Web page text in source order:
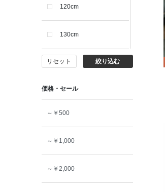
120cm
130cm
140cm
150cm
リセット 絞り込む
価格・セール
～￥500
～￥1,000
～￥2,000